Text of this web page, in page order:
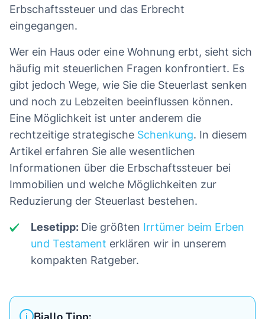
Erbschaftssteuer und das Erbrecht
eingegangen.
Wer ein Haus oder eine Wohnung erbt, sieht sich
häufig mit steuerlichen Fragen konfrontiert. Es
gibt jedoch Wege, wie Sie die Steuerlast senken
und noch zu Lebzeiten beeinflussen können.
Eine Möglichkeit ist unter anderem die
rechtzeitige strategische Schenkung. In diesem
Artikel erfahren Sie alle wesentlichen
Informationen über die Erbschaftssteuer bei
Immobilien und welche Möglichkeiten zur
Reduzierung der Steuerlast bestehen.
Lesetipp: Die größten Irrtümer beim Erben
und Testament erklären wir in unserem
kompakten Ratgeber.